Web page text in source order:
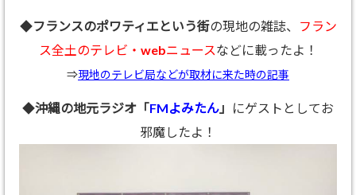
◆フランスのポワティエという街の現地の雑誌、
フラン
ス全土のテレビ・webニュース などに載ったよ！
⇒現地のテレビ局などが取材に来た時の記事
◆沖縄の地元ラジオ「FMよみたん 」
にゲストとしてお
邪魔したよ！